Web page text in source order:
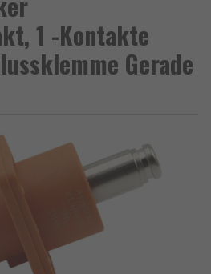
1 -Kontakte
Gerade